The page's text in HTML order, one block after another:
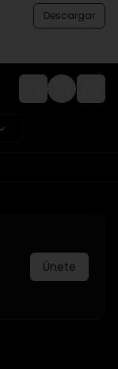
Descargar
Login
Únete